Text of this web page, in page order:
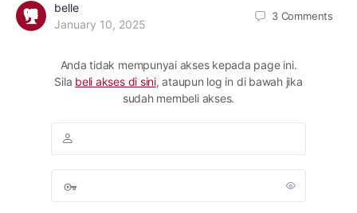
belle
January 10, 2025
3 Comments
Anda tidak mempunyai akses kepada page ini.
Sila beli akses di sini, ataupun log in di bawah jika
sudah membeli akses.